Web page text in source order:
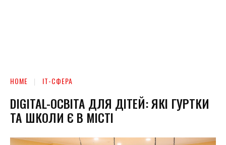
HOME ІТ-СФЕРА
DIGITAL-ОСВІТА ДЛЯ ДІТЕЙ: ЯКІ ГУРТКИ
ТА ШКОЛИ Є В МІСТІ